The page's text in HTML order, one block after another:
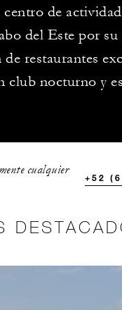
de
del Este por
de restaurantes
club nocturno y
cualquier
+52